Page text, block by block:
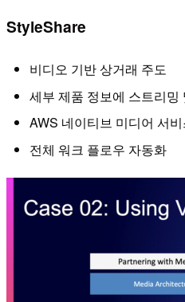
StyleShare
비디오 기반 상거래 주도
세부 제품 정보에 스트리밍
AWS 네이티브 미디어 서
전체 워크 플로우 자동화